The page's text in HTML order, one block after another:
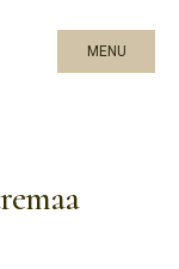
MENU